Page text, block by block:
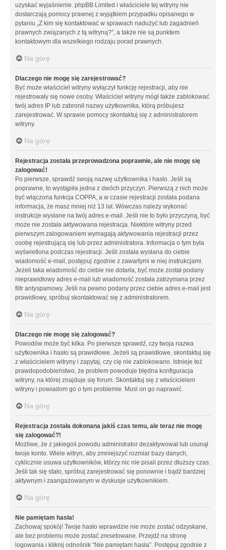
uzyskać wyjaśnienie. phpBB Limited i właściciele tej witryny nie
dostarczają pomocy prawnej z wyjątkiem przypadku opisanego w
pytaniu „Z kim się kontaktować w sprawach nadużyć lub zagadnień
prawnych związanych z tą witryną?”, a także nie są punktem
kontaktowym dla wszelkiego rodzaju porad prawnych.
Na górę
Dlaczego nie mogę się zarejestrować?
Być może właściciel witryny wyłączył funkcję rejestracji, aby nie
rejestrowały się nowe osoby. Właściciel witryny mógł także zablokować
twój adres IP lub zabronił nazwy użytkownika, którą próbujesz
zarejestrować. W sprawie pomocy skontaktuj się z administratorem
witryny.
Na górę
Rejestracja została przeprowadzona poprawnie, ale nie mogę się
zalogować!
Po pierwsze, sprawdź swoją nazwę użytkownika i hasło. Jeśli są
poprawne, to wystąpiła jedna z dwóch przyczyn. Pierwszą z nich może
być włączona funkcja COPPA, a w czasie rejestracji została podana
informacja, że masz mniej niż 13 lat. Wówczas należy wykonać
instrukcje wysłane na twój adres e-mail. Jeśli nie to było przyczyną, być
może nie została aktywowana rejestracja. Niektóre witryny przed
pierwszym zalogowaniem wymagają aktywowania rejestracji przez
osobę rejestrującą się lub przez administratora. Informacja o tym była
wyświetlona podczas rejestracji. Jeśli została wysłana do ciebie
wiadomość e-mail, postępuj zgodnie z zawartymi w niej instrukcjami.
Jeżeli taka wiadomość do ciebie nie dotarła, być może został podany
nieprawidłowy adres e-mail lub wiadomość została zatrzymana przez
filtr antyspamowy. Jeśli na pewno podany przez ciebie adres e-mail jest
prawidłowy, spróbuj skontaktować się z administratorem.
Na górę
Dlaczego nie mogę się zalogować?
Powodów może być kilka. Po pierwsze sprawdź, czy twoja nazwa
użytkownika i hasło są prawidłowe. Jeżeli są prawidłowe, skontaktuj się
z właścicielem witryny i zapytaj, czy cię nie zablokowano. Istnieje też
prawdopodobieństwo, że problem powoduje błędna konfiguracja
witryny, na której znajduje się forum. Skontaktuj się z właścicielem
witryny i powiadom go o tym problemie. Musi on go naprawić.
Na górę
Rejestracja została dokonana jakiś czas temu, ale teraz nie mogę
się zalogować?!
Możliwe, że z jakiegoś powodu administrator dezaktywował lub usunął
twoje konto. Wiele witryn, aby zmniejszyć rozmiar bazy danych,
cyklicznie usuwa użytkowników, którzy nic nie pisali przez dłuższy czas.
Jeśli tak się stało, spróbuj zarejestrować się ponownie i bądź bardziej
aktywnym i zaangażowanym w dyskusje użytkownikiem.
Na górę
Nie pamiętam hasła!
Zachowaj spokój! Twoje hasło wprawdzie nie może zostać odzyskane,
ale bez problemu może zostać zresetowane. Przejdź na stronę
logowania i kliknij odnośnik “Nie pamiętam hasła”. Postępuj zgodnie z